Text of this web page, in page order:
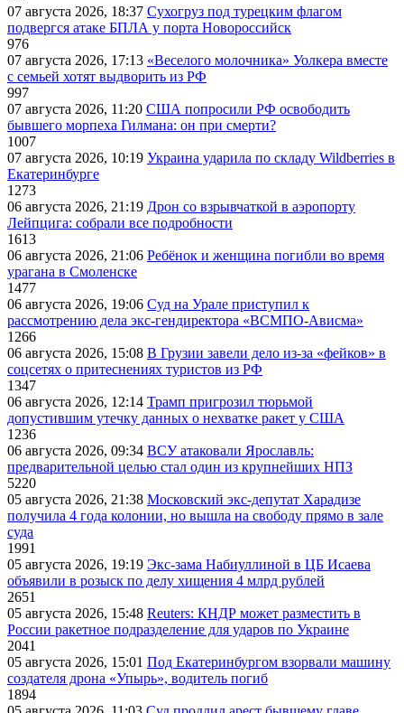
07 августа 2026, 18:37 Сухогруз под турецким флагом
подвергся атаке БПЛА у порта Новороссийск
976
07 августа 2026, 17:13 «Веселого молочника» Уолкера вместе
с семьей хотят выдворить из РФ
997
07 августа 2026, 11:20 США попросили РФ освободить
бывшего морпеха Гилмана: он при смерти?
1007
07 августа 2026, 10:19 Украина ударила по складу Wildberries в
Екатеринбурге
1273
06 августа 2026, 21:19 Дрон со взрывчаткой в аэропорту
Лейпцига: собрали все подробности
1613
06 августа 2026, 21:06 Ребёнок и женщина погибли во время
урагана в Смоленске
1477
06 августа 2026, 19:06 Суд на Урале приступил к
рассмотрению дела экс-гендиректора «ВСМПО-Ависма»
1266
06 августа 2026, 15:08 В Грузии завели дело из-за «фейков» в
соцсетях о притеснениях туристов из РФ
1347
06 августа 2026, 12:14 Трамп пригрозил тюрьмой
допустившим утечку данных о нехватке ракет у США
1236
06 августа 2026, 09:34 ВСУ атаковали Ярославль:
предварительной целью стал один из крупнейших НПЗ
5220
05 августа 2026, 21:38 Московский экс-депутат Харадизе
получила 4 года колонии, но вышла на свободу прямо в зале
суда
1991
05 августа 2026, 19:19 Экс-зама Набиуллиной в ЦБ Исаева
объявили в розыск по делу хищения 4 млрд рублей
2651
05 августа 2026, 15:48 Reuters: КНДР может разместить в
России ракетное подразделение для ударов по Украине
2041
05 августа 2026, 15:01 Под Екатеринбургом взорвали машину
создателя дрона «Упырь», водитель погиб
1894